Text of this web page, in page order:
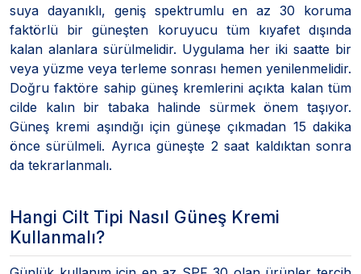
suya dayanıklı, geniş spektrumlu en az 30 koruma
faktörlü bir güneşten koruyucu tüm kıyafet dışında
kalan alanlara sürülmelidir. Uygulama her iki saatte bir
veya yüzme veya terleme sonrası hemen yenilenmelidir.
Doğru faktöre sahip güneş kremlerini açıkta kalan tüm
cilde kalın bir tabaka halinde sürmek önem taşıyor.
Güneş kremi aşındığı için güneşe çıkmadan 15 dakika
önce sürülmeli. Ayrıca güneşte 2 saat kaldıktan sonra
da tekrarlanmalı.
Hangi Cilt Tipi Nasıl Güneş Kremi
Kullanmalı?